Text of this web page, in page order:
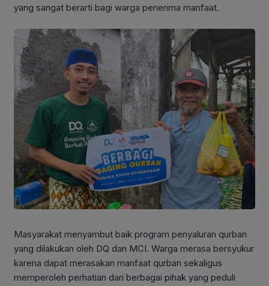
yang sangat berarti bagi warga penerima manfaat.
Masyarakat menyambut baik program penyaluran qurban
yang dilakukan oleh DQ dan MCI. Warga merasa bersyukur
karena dapat merasakan manfaat qurban sekaligus
memperoleh perhatian dari berbagai pihak yang peduli